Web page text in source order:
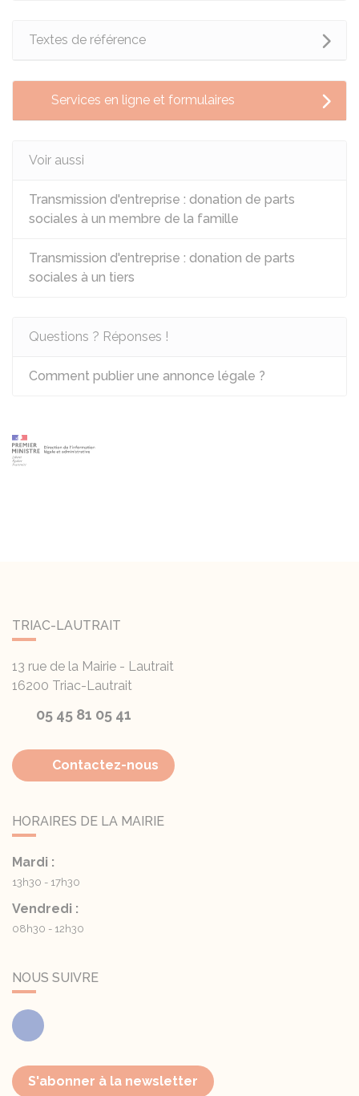
Textes de référence
Services en ligne et formulaires
Voir aussi
Transmission d'entreprise : donation de parts
sociales à un membre de la famille
Transmission d'entreprise : donation de parts
sociales à un tiers
Questions ? Réponses !
Comment publier une annonce légale ?
TRIAC-LAUTRAIT
13 rue de la Mairie - Lautrait
16200 Triac-Lautrait
05 45 81 05 41
Contactez-nous
HORAIRES DE LA MAIRIE
Mardi :
13h30 - 17h30
Vendredi :
08h30 - 12h30
NOUS SUIVRE
Facebook
S'abonner à la newsletter